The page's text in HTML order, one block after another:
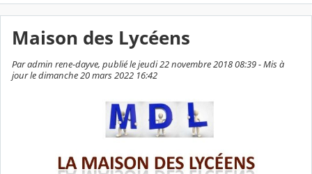
Maison des Lycéens
Par admin rene-dayve, publié le jeudi 22 novembre 2018 08:39 - Mis à
jour le dimanche 20 mars 2022 16:42